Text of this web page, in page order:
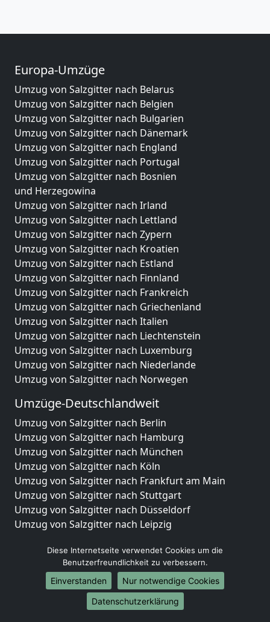
Europa-Umzüge
Umzug von Salzgitter nach Belarus
Umzug von Salzgitter nach Belgien
Umzug von Salzgitter nach Bulgarien
Umzug von Salzgitter nach Dänemark
Umzug von Salzgitter nach England
Umzug von Salzgitter nach Portugal
Umzug von Salzgitter nach Bosnien
und Herzegowina
Umzug von Salzgitter nach Irland
Umzug von Salzgitter nach Lettland
Umzug von Salzgitter nach Zypern
Umzug von Salzgitter nach Kroatien
Umzug von Salzgitter nach Estland
Umzug von Salzgitter nach Finnland
Umzug von Salzgitter nach Frankreich
Umzug von Salzgitter nach Griechenland
Umzug von Salzgitter nach Italien
Umzug von Salzgitter nach Liechtenstein
Umzug von Salzgitter nach Luxemburg
Umzug von Salzgitter nach Niederlande
Umzug von Salzgitter nach Norwegen
Umzüge-Deutschlandweit
Umzug von Salzgitter nach Berlin
Umzug von Salzgitter nach Hamburg
Umzug von Salzgitter nach München
Umzug von Salzgitter nach Köln
Umzug von Salzgitter nach Frankfurt am Main
Umzug von Salzgitter nach Stuttgart
Umzug von Salzgitter nach Düsseldorf
Umzug von Salzgitter nach Leipzig
Umzug von Salzgitter nach Essen
Umzug von Salzgitter nach Bremen
Umzug von Salzgitter nach Dresden
Umzug von Salzgitter nach Hannover
Umzug von Salzgitter nach Nürnberg
Diese Internetseite verwendet Cookies um die
Benutzerfreundlichkeit zu verbessern.
Einverstanden
Nur notwendige Cookies
Datenschutzerklärung